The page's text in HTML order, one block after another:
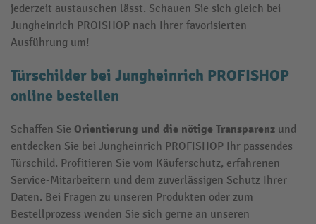
jederzeit austauschen lässt. Schauen Sie sich gleich bei
Jungheinrich PROISHOP nach Ihrer favorisierten
Ausführung um!
Türschilder bei Jungheinrich PROFISHOP
online bestellen
Schaffen Sie Orientierung und die nötige Transparenz und
entdecken Sie bei Jungheinrich PROFISHOP Ihr passendes
Türschild. Profitieren Sie vom Käuferschutz, erfahrenen
Service-Mitarbeitern und dem zuverlässigen Schutz Ihrer
Daten. Bei Fragen zu unseren Produkten oder zum
Bestellprozess wenden Sie sich gerne an unseren